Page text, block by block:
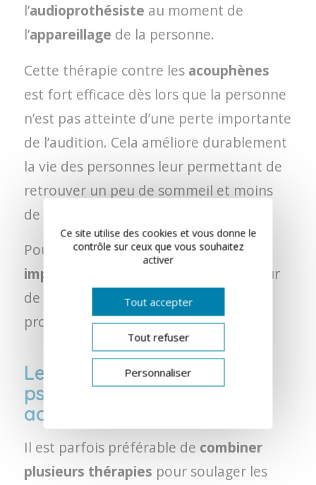
l’audioprothésiste au moment de
l’appareillage de la personne.
Cette thérapie contre les acouphènes
est fort efficace dès lors que la personne
n’est pas atteinte d’une perte importante
de l’audition. Cela améliore durablement
la vie des personnes leur permettant de
retrouver un peu de sommeil et moins
de stress.
Pour les personnes qui ont uneperte
importante de l’audition
, le générateur
de bruit est directement intégré à la
prothèse auditive.
Les thérapies naturelles ou
psychologiques contre les
acouphènes
Il est parfois préférable de combiner
plusieurs thérapies pour soulager les
Ce site utilise des cookies et vous donne le
contrôle sur ceux que vous souhaitez
activer
Tout accepter
Tout refuser
Personnaliser